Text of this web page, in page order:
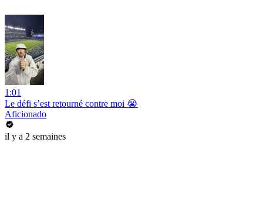
1:01
Le défi s’est retourné contre moi 😭
Aficionado
il y a 2 semaines